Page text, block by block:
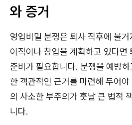
와 증거
영업비밀 분쟁은 퇴사 직후에 불
이직이나 창업을 계획하고 있다면
준비가 필요합니다. 분쟁을 예방
한 객관적인 근거를 마련해 두어
의 사소한 부주의가 훗날 큰 법적
니다.